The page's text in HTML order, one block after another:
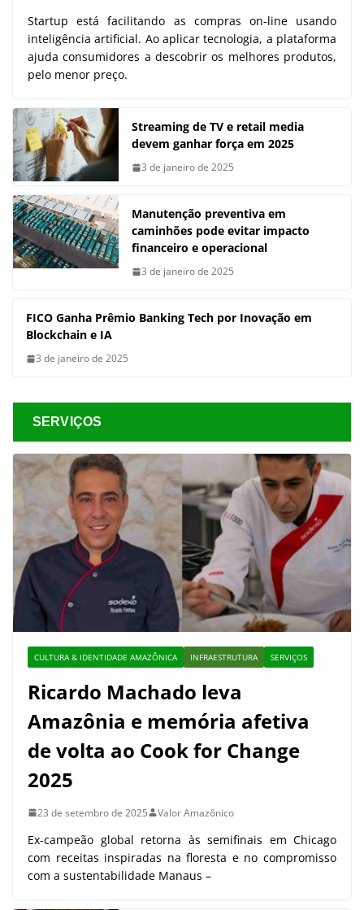
Startup está facilitando as compras on-line usando
inteligência artificial. Ao aplicar tecnologia, a plataforma
ajuda consumidores a descobrir os melhores produtos,
pelo menor preço.
Streaming de TV e retail media
devem ganhar força em 2025
3 de janeiro de 2025
Manutenção preventiva em
caminhões pode evitar impacto
financeiro e operacional
3 de janeiro de 2025
FICO Ganha Prêmio Banking Tech por Inovação em
Blockchain e IA
3 de janeiro de 2025
SERVIÇOS
CULTURA & IDENTIDADE AMAZÔNICA INFRAESTRUTURA SERVIÇOS
Ricardo Machado leva
Amazônia e memória afetiva
de volta ao Cook for Change
2025
23 de setembro de 2025 Valor Amazônico
Ex-campeão global retorna às semifinais em Chicago
com receitas inspiradas na floresta e no compromisso
com a sustentabilidade Manaus –